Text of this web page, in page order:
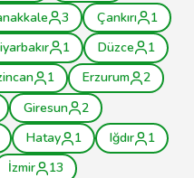
3 Çankırı
1
1 Düzce
1
1 Erzurum
2
Giresun
2
Hatay 1 Iğdır
1
İzmir
13